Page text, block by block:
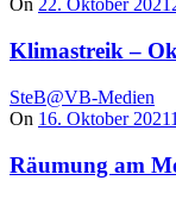
On 22. Oktober 2021
Klimastreik –
SteB@VB-Medien
On 16. Oktober 2021
Räumung am